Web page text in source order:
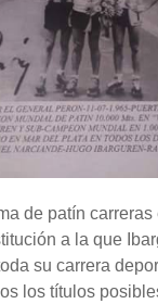
de patín
a la que
su carrera
los títulos